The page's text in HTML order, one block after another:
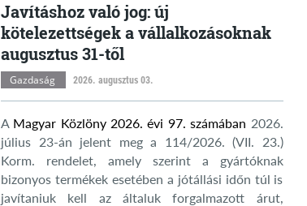
Javításhoz való jog: új
kötelezettségek a vállalkozásoknak
augusztus 31-től
Gazdaság 2026. augusztus 03.
A Magyar Közlöny 2026. évi 97. számában 2026.
július 23-án jelent meg a 114/2026. (VII. 23.)
Korm. rendelet, amely szerint a gyártóknak
bizonyos termékek esetében a jótállási időn túl is
javítaniuk kell az általuk forgalmazott árut,